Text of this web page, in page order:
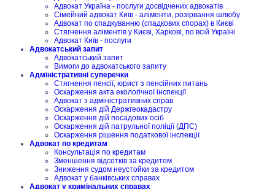
Адвокат Україна - послуги досвідчених адвокатів
Сімейний адвокат Київ - аліменти, розірвання шлюбу
Адвокат по спадкуванню (спадкових спорах) в Києві
Стягнення аліментів у Києві, Харкові, по всій Україні
Адвокат Київ - послуги
Адвокатський запит
Адвокатський запит
Вимоги до адвокатського запиту
Адміністративні суперечки
Стягнення пенсії, юрист з пенсійних питань
Оскарження акта екологічної інспекції
Адвокат з адміністративних справ
Оскарження дій Держгеокадастру
Оскарження дій посадових осіб
Оскарження дій патрульної поліції (ДПС)
Оскарження рішення податкової інспекції
Адвокат по кредитам
Консультація по кредитам
Зменшення відсотків за кредитом
Зниження судом неустойки за кредитом
Адвокат у банківських справах
Адвокат у кримінальних справах